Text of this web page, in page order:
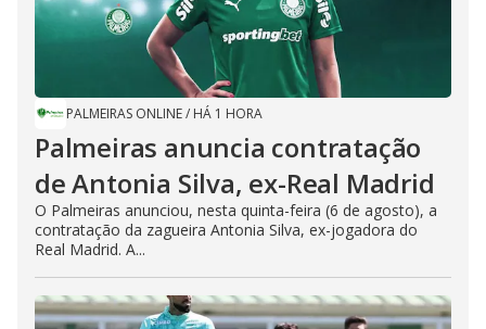
PALMEIRAS ONLINE/ HÁ 1 HORA
Palmeiras anuncia contratação
de Antonia Silva, ex-Real Madrid
O Palmeiras anunciou, nesta quinta-feira (6 de agosto), a
contratação da zagueira Antonia Silva, ex-jogadora do
Real Madrid. A...